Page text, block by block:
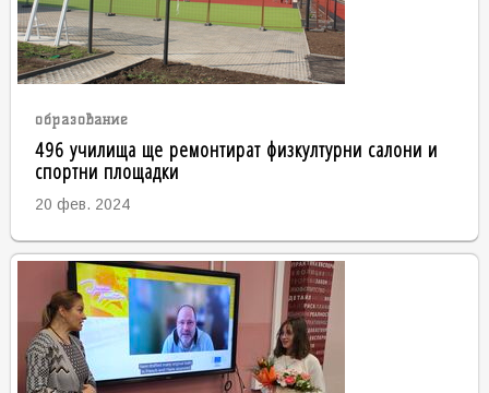
образование
496 училища ще ремонтират физкултурни салони и
спортни площадки
20 фев. 2024